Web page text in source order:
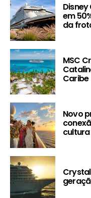
em
da
MSC
Caribe
Novo